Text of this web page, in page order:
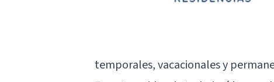
temporales, vacacionales y